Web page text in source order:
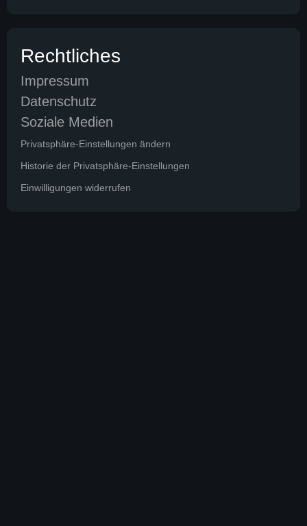
Rechtliches
Impressum
Datenschutz
Soziale Medien
Privatsphäre-Einstellungen ändern
Historie der Privatsphäre-Einstellungen
Einwilligungen widerrufen